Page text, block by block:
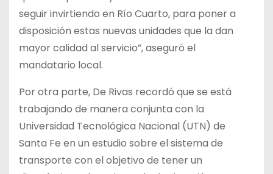
seguir invirtiendo en Río Cuarto, para poner a
disposición estas nuevas unidades que la dan
mayor calidad al servicio”, aseguró el
mandatario local.
Por otra parte, De Rivas recordó que se está
trabajando de manera conjunta con la
Universidad Tecnológica Nacional (UTN) de
Santa Fe en un estudio sobre el sistema de
transporte con el objetivo de tener un